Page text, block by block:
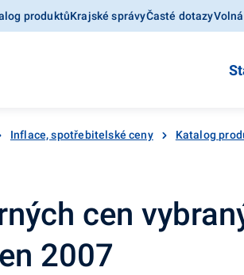
produktůKrajské správyČasté dotazy
Inflace, spotřebitelské ceny Katalog
cen
2007